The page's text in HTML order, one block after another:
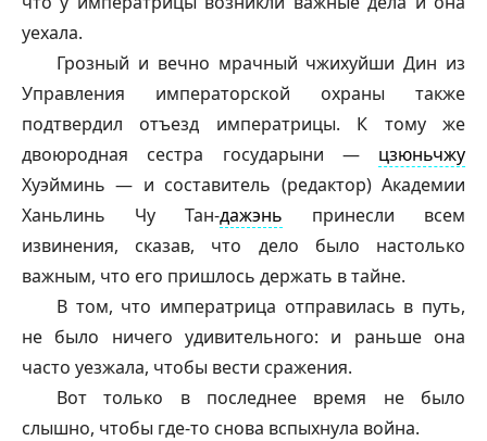
уехала.
Грозный и вечно мрачный чжихуйши Дин из
Управления императорской охраны также
подтвердил отъезд императрицы. К тому же
двоюродная сестра государыни — цзюньчжу
Хуэйминь — и составитель (редактор) Академии
Ханьлинь Чу Тан-дажэнь принесли всем
извинения, сказав, что дело было настолько
важным, что его пришлось держать в тайне.
В том, что императрица отправилась в путь,
не было ничего удивительного: и раньше она
часто уезжала, чтобы вести сражения.
Вот только в последнее время не было
слышно, чтобы где-то снова вспыхнула война.